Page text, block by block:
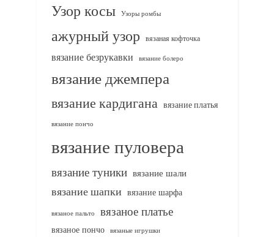
Узор косы Узоры ромбы
ажурный узор вязаная кофточка
вязание безрукавки вязание болеро
вязание джемпера
вязание кардигана вязание платья
вязание пончо
вязание пуловера
вязание туники вязание шали
вязание шапки вязание шарфа
вязаное пальто вязаное платье
вязаное пончо вязаные игрушки